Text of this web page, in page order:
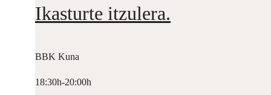
Ikasturte itzulera.
BBK Kuna
18:30h-20:00h